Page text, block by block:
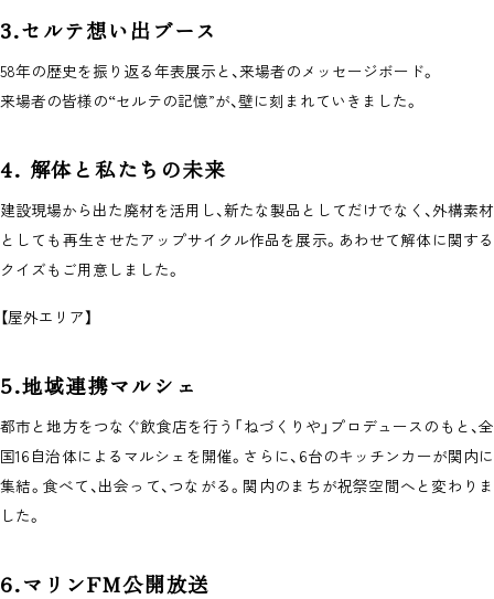
3.セルテ想い出ブース
58年の歴史を振り返る年表展示と、来場者のメッセージボード。
来場者の皆様の“セルテの記憶”が、壁に刻まれていきました。
4. 解体と私たちの未来
建設現場から出た廃材を活用し、新たな製品としてだけでなく、外構素材
としても再生させたアップサイクル作品を展示。あわせて解体に関する
クイズもご用意しました。
【屋外エリア】
5.地域連携マルシェ
都市と地方をつなぐ飲食店を行う「ねづくりや」プロデュースのもと、全
国16自治体によるマルシェを開催。さらに、6台のキッチンカーが関内に
集結。食べて、出会って、つながる。関内のまちが祝祭空間へと変わりま
した。
6.マリンFM公開放送